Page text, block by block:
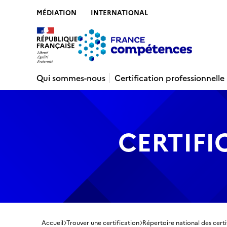
MÉDIATION INTERNATIONAL
Qui sommes-nous
Certification professionnelle
Accueil Trouver une certification Répertoire national des